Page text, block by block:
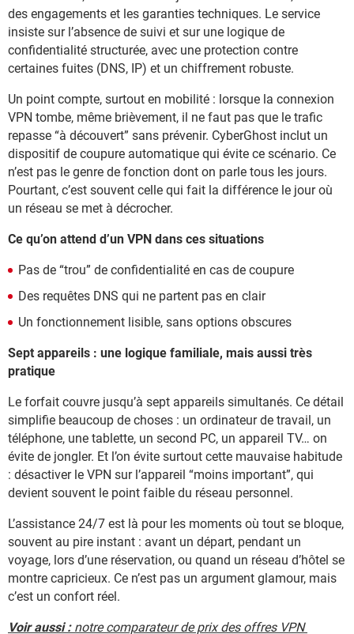
des engagements et les garanties techniques. Le service
insiste sur l’absence de suivi et sur une logique de
confidentialité structurée, avec une protection contre
certaines fuites (DNS, IP) et un chiffrement robuste.
Un point compte, surtout en mobilité : lorsque la connexion
VPN tombe, même brièvement, il ne faut pas que le trafic
repasse “à découvert” sans prévenir. CyberGhost inclut un
dispositif de coupure automatique qui évite ce scénario. Ce
n’est pas le genre de fonction dont on parle tous les jours.
Pourtant, c’est souvent celle qui fait la différence le jour où
un réseau se met à décrocher.
Ce qu’on attend d’un VPN dans ces situations
Pas de “trou” de confidentialité en cas de coupure
Des requêtes DNS qui ne partent pas en clair
Un fonctionnement lisible, sans options obscures
Sept appareils : une logique familiale, mais aussi très
pratique
Le forfait couvre jusqu’à sept appareils simultanés. Ce détail
simplifie beaucoup de choses : un ordinateur de travail, un
téléphone, une tablette, un second PC, un appareil TV… on
évite de jongler. Et l’on évite surtout cette mauvaise habitude
: désactiver le VPN sur l’appareil “moins important”, qui
devient souvent le point faible du réseau personnel.
L’assistance 24/7 est là pour les moments où tout se bloque,
souvent au pire instant : avant un départ, pendant un
voyage, lors d’une réservation, ou quand un réseau d’hôtel se
montre capricieux. Ce n’est pas un argument glamour, mais
c’est un confort réel.
Voir aussi : notre comparateur de prix des offres VPN